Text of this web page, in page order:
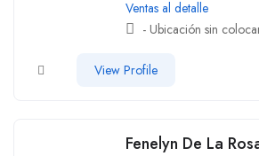
Ventas al detalle
- Ubicación sin
View Profile
Fenelyn De La